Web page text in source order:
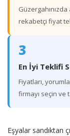
rekabetçi fiyat
3
En İyi Teklifi
Fiyatları,
firmayı seçin ve
Eşyalar sandıktan